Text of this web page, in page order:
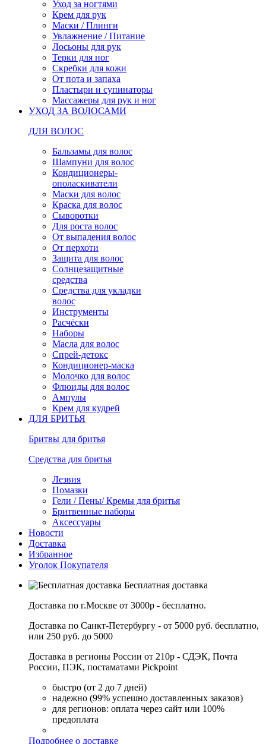
Уход за ногтями
Крем для рук
Маски / Плинги
Увлажнение / Питание
Лосьоны для рук
Терки для ног
Скребки для кожи
От пота и запаха
Пластыри и супинаторы
Массажеры для рук и ног
УХОД ЗА ВОЛОСАМИ
ДЛЯ ВОЛОС
Бальзамы для волос
Шампуни для волос
Кондиционеры-
ополаскиватели
Маски для волос
Краска для волос
Сыворотки
Для роста волос
От выпадения волос
От перхоти
Защита для волос
Солнцезащитные
средства
Средства для укладки
волос
Инструменты
Расчёски
Наборы
Масла для волос
Спрей-детокс
Кондиционер-маска
Молочко для волос
Флюиды для волос
Ампулы
Крем для кудрей
ДЛЯ БРИТЬЯ
Бритвы для бритья
Средства для бритья
Лезвия
Помазки
Гели / Пены/ Кремы для бритья
Бритвенные наборы
Аксессуары
Новости
Доставка
Избранное
Уголок Покупателя
Бесплатная доставка
Доставка по г.Москве от 3000р - бесплатно.
Доставка по Санкт-Петербургу - от 5000 руб. бесплатно,
или 250 руб. до 5000
Доставка в регионы России от 210р - СДЭК, Почта
России, ПЭК, постаматами Pickpoint
быстро (от 2 до 7 дней)
надежно (99% успешно доставленных заказов)
для регионов: оплата через сайт или 100%
предоплата
Подробнее о доставке